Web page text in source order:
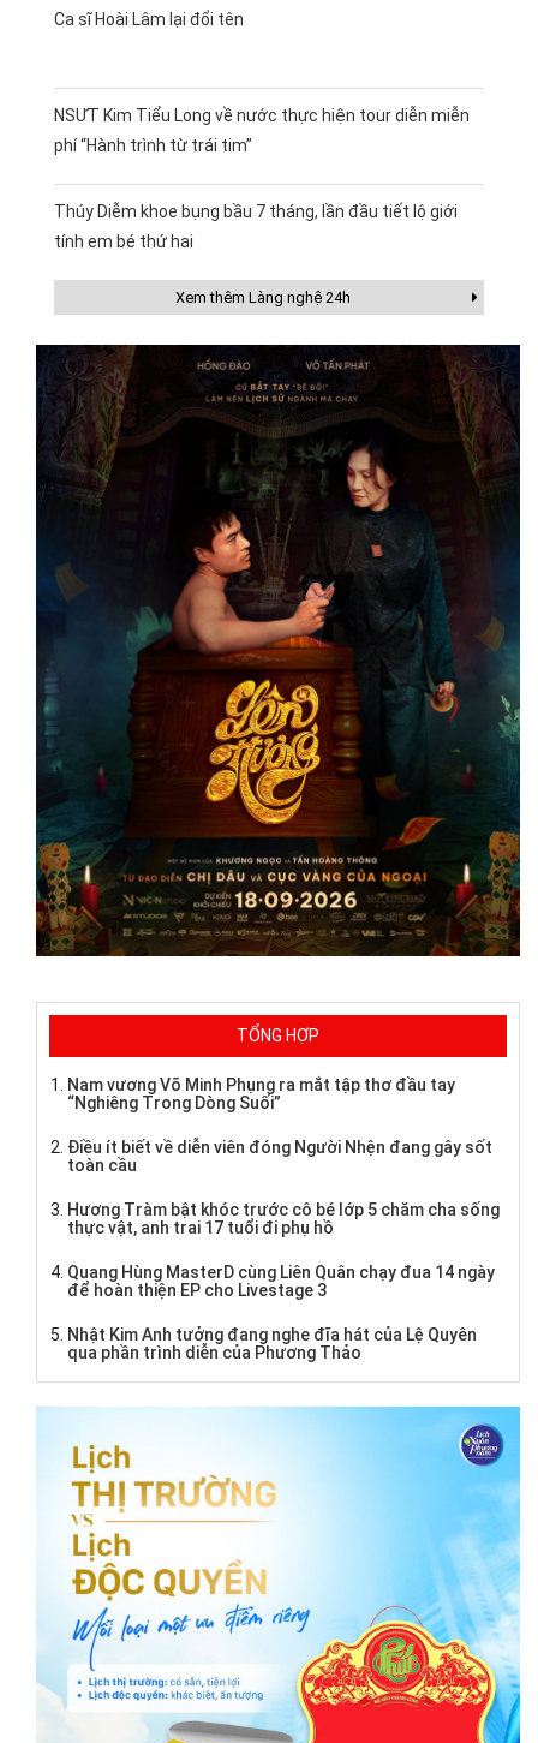
Ca sĩ Hoài Lâm lại đổi tên
NSƯT Kim Tiểu Long về nước thực hiện tour diễn miễn
phí “Hành trình từ trái tim”
Thúy Diễm khoe bụng bầu 7 tháng, lần đầu tiết lộ giới
tính em bé thứ hai
Xem thêm Làng nghệ 24h
TỔNG HỢP
Nam vương Võ Minh Phụng ra mắt tập thơ đầu tay
“Nghiêng Trong Dòng Suối”
Điều ít biết về diễn viên đóng Người Nhện đang gây sốt
toàn cầu
Hương Tràm bật khóc trước cô bé lớp 5 chăm cha sống
thực vật, anh trai 17 tuổi đi phụ hồ
Quang Hùng MasterD cùng Liên Quân chạy đua 14 ngày
để hoàn thiện EP cho Livestage 3
Nhật Kim Anh tưởng đang nghe đĩa hát của Lệ Quyên
qua phần trình diễn của Phương Thảo